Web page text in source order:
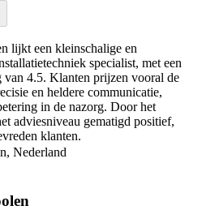
lijkt een kleinschalige en
specialist, met een
van 4.5. Klanten prijzen vooral de
en heldere communicatie,
in de nazorg. Door het
adviesniveau gematigd positief,
klanten.
Nederland